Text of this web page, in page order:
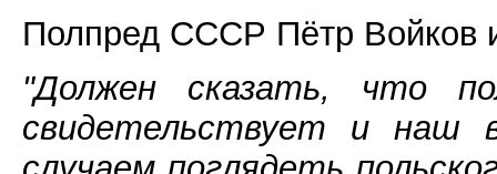
Полпред СССР Пётр Войков
"Должен сказать, что
свидетельствует и наш